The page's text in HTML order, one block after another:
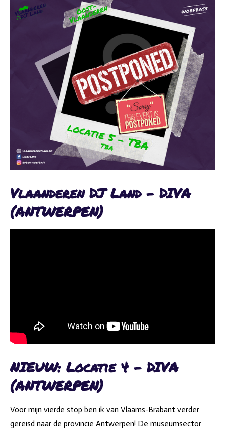
Vlaanderen DJ Land - DIVA
(ANTWERPEN)
NIEUW: Locatie 4 - DIVA
(ANTWERPEN)
Voor mijn vierde stop ben ik van Vlaams-Brabant verder
gereisd naar de provincie Antwerpen! De museumsector